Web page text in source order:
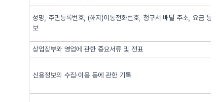
성명, 주민등록번호, (해지)이동전화번호, 청구서 배달 주소, 요금 등
보
상업장부와 영업에 관한 중요서류 및 전표
신용정보의 수집·이용 등에 관한 기록